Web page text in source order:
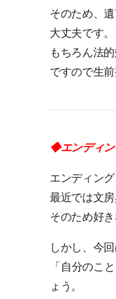
そのため、
大丈夫です。
もちろん法
ですので生
◆エンディン
エンディン
最近では文
そのため好
しかし、今
「自分のこ
ょう。